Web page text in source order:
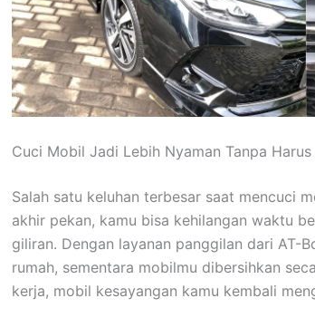
Cuci Mobil Jadi Lebih Nyaman Tanpa
Salah satu keluhan terbesar saat mencuci
akhir pekan, kamu bisa kehilangan waktu
giliran. Dengan layanan panggilan dari AT-
rumah, sementara mobilmu dibersihkan
kerja, mobil kesayangan kamu kembali